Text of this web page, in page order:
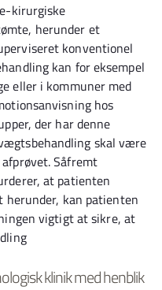
kirurgiske
herunder et
konventionel
kan for eksempel
eller i kommuner med
hos
der har denne
skal være
Såfremt
at patienten
kan patienten
vigtigt at sikre, at
klinik med henblik